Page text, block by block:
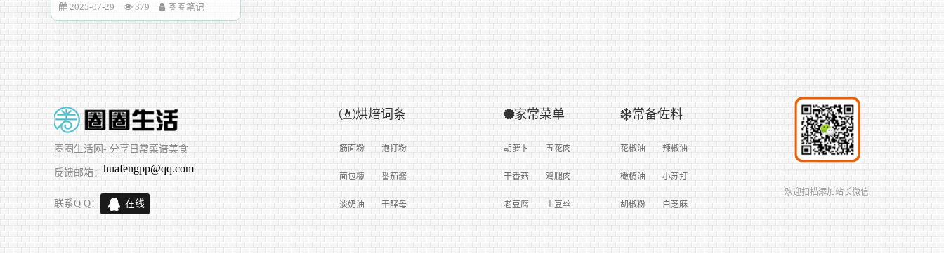
2025-07-29 379 圈圈笔记
圈圈生活网 - 分享日常菜谱美食
反馈邮箱： huafengpp@qq.com
联系Q Q：
在线
烘焙词条
筋面粉 泡打粉
面包糠 番茄酱
淡奶油 干酵母
家常菜单
胡萝卜 五花肉
干香菇 鸡腿肉
老豆腐 土豆丝
常备佐料
花椒油 辣椒油
橄榄油 小苏打
胡椒粉 白芝麻
欢迎扫描添加站长微信